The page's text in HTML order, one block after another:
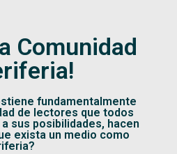
Comunidad
fundamentalmente
de lectores que todos
sus posibilidades, hacen
exista un medio como